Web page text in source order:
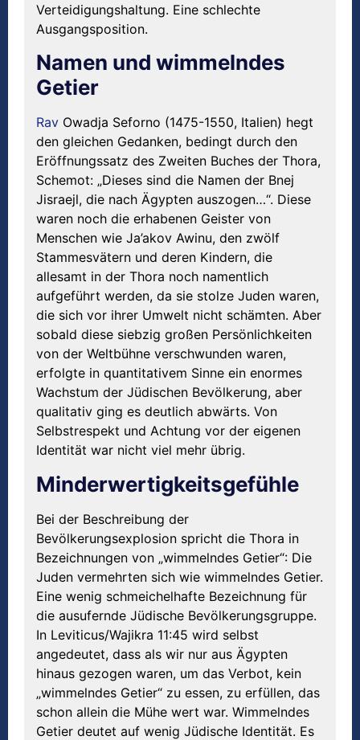
Verteidigungshaltung. Eine schlechte
Ausgangsposition.
Namen und wimmelndes
Getier
Rav Owadja Seforno (1475-1550, Italien) hegt
den gleichen Gedanken, bedingt durch den
Eröffnungssatz des Zweiten Buches der Thora,
Schemot: „Dieses sind die Namen der Bnej
Jisraejl, die nach Ägypten auszogen…“. Diese
waren noch die erhabenen Geister von
Menschen wie Ja’akov Awinu, den zwölf
Stammesvätern und deren Kindern, die
allesamt in der Thora noch namentlich
aufgeführt werden, da sie stolze Juden waren,
die sich vor ihrer Umwelt nicht schämten. Aber
sobald diese siebzig großen Persönlichkeiten
von der Weltbühne verschwunden waren,
erfolgte in quantitativem Sinne ein enormes
Wachstum der Jüdischen Bevölkerung, aber
qualitativ ging es deutlich abwärts. Von
Selbstrespekt und Achtung vor der eigenen
Identität war nicht viel mehr übrig.
Minderwertigkeitsgefühle
Bei der Beschreibung der
Bevölkerungsexplosion spricht die Thora in
Bezeichnungen von „wimmelndes Getier“: Die
Juden vermehrten sich wie wimmelndes Getier.
Eine wenig schmeichelhafte Bezeichnung für
die ausufernde Jüdische Bevölkerungsgruppe.
In Leviticus/Wajikra 11:45 wird selbst
angedeutet, dass als wir nur aus Ägypten
hinaus gezogen waren, um das Verbot, kein
„wimmelndes Getier“ zu essen, zu erfüllen, das
schon allein die Mühe wert war. Wimmelndes
Getier deutet auf wenig Jüdische Identität. Es